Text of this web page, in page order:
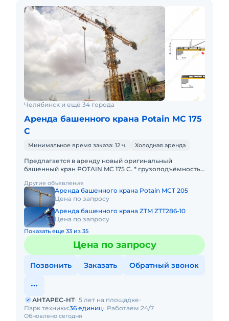
Челябинск и ещё 34 города
Аренда башенного крана Potain MC 175
С
Минимальное время заказа: 12 ч. Холодная аренда
Предлагается в аренду новый оригинальный
башенный кран POTAIN MC 175 C. * грузоподъёмность
стрелы - 1,5 тон
Другие объявления
Аренда башенного крана Potain MCT 205
Цена по запросу
Аренда башенного крана ZTM ZTT286-10
Цена по запросу
Показать еще 33 из 35
Цена по запросу
Позвонить Заказать Обратный звонок
Обновлено сегодня
АНТАРЕС-НТ 5 лет на площадке
Парк техники:36 единиц Работаем 24/7